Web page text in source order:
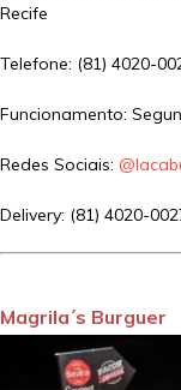
Recife
Telefone: (81) 4020-
Funcionamento:
Redes Sociais:
Delivery: (81) 4020-
Magrila´s Burguer